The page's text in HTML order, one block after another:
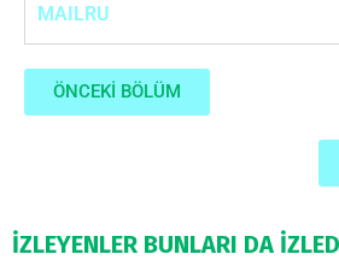
MAILRU
ÖNCEKİ BÖLÜM
İZLEYENLER BUNLARI DA